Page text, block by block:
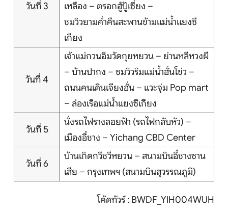
วันที่ 3
เหลือง – ตรอกฮู้ปู้เซี่ยง –
ชมวิวยามค่ำคืนสะพานข้ามแม่น้ำแยงซี
เกียง
วันที่ 4
เจ้าแม่กวนอิมวัดกุยหยวน – ย่านหลีหวงผี
– บ้านปากง – ชมวิวริมแม่น้ำฮั่นโข่ว –
ถนนคนเดินเจียงฮั่น – แวะจุ่ม Pop mart
– ล่องเรือแม่น้ำแยงซีเกียง
วันที่ 5
นั่งรถไฟรางลอยฟ้า (รถไฟกลับหัว) –
เมืองอี๋ชาง – Yichang CBD Center
วันที่ 6
บ้านเกิดกวีชวีหยวน – สนามบินอี๋ชางซาน
เสีย – กรุงเทพฯ (สนามบินสุวรรณภูมิ)
โค้ดทัวร์ : BWDF_YIH004WUH